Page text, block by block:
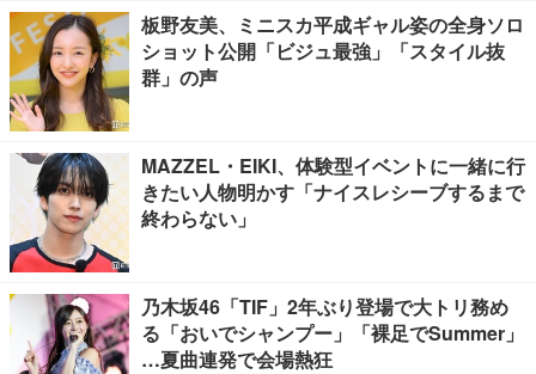
板野友美、ミニスカ平成ギャル姿の全身ソロ
ショット公開「ビジュ最強」「スタイル抜
群」の声
MAZZEL・EIKI、体験型イベントに一緒に行
きたい人物明かす「ナイスレシーブするまで
終わらない」
乃木坂46「TIF」2年ぶり登場で大トリ務め
る「おいでシャンプー」「裸足でSummer」
…夏曲連発で会場熱狂